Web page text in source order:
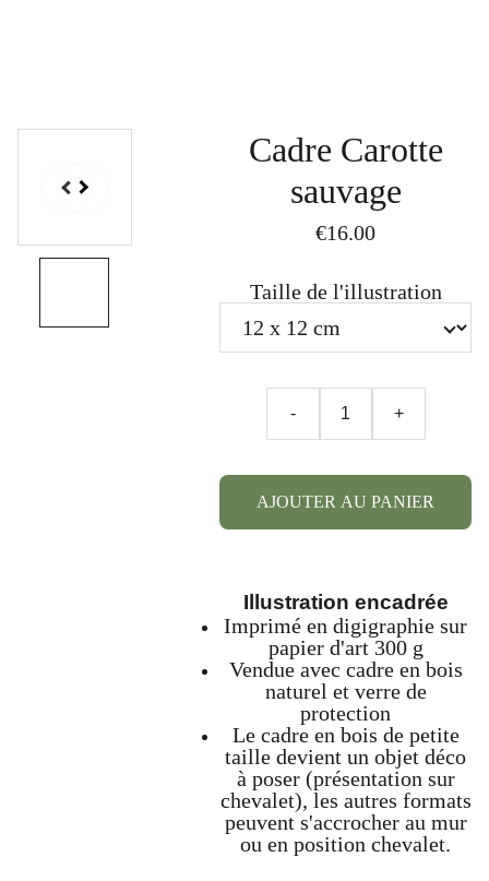
Cadre Carotte
sauvage
€16.00
Taille de l'illustration
- +
AJOUTER AU PANIER
Illustration encadrée
Imprimé en digigraphie sur
papier d'art 300 g
Vendue avec cadre en bois
naturel et verre de
protection
Le cadre en bois de petite
taille devient un objet déco
à poser (présentation sur
chevalet), les autres formats
peuvent s'accrocher au mur
ou en position chevalet.